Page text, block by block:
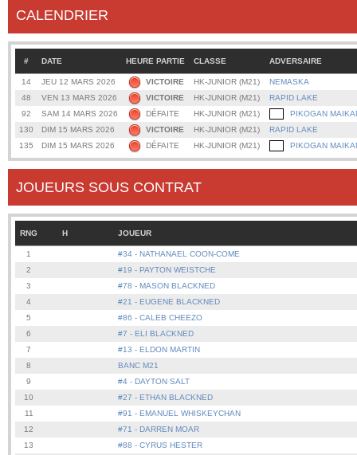
CALENDRIER
# DATE HEURE PARTIE CLASSE ADVERSAIRE
14 JEU 12 MARS 2026 VICTOIRE HK-JUNIOR (M21)
NEMASKA
48
VEN 13 MARS 2026 VICTOIRE HK-JUNIOR (M21)
RAPID LAKE
92
SAM 14 MARS 2026 DÉFAITE HK-JUNIOR (M21)
PIKOGAN
130
DIM 15 MARS 2026 VICTOIRE HK-JUNIOR (M21)
RAPID LAKE
135
DIM 15 MARS 2026 DÉFAITE HK-JUNIOR (M21) PIKOGAN
JOUEURS SOUS CONTRAT
RNG H JOUEUR
1
#34 - NATHANAEL COON-COME
2
#19 - PAYTON WEISTCHE
3
#78 - MASON BLACKNED
4
#21 - EUGENE BLACKNED
5
#86 - CALEB CHEEZO
6
#7 - ELI BLACKNED
7
#13 - ELDON MARTIN
8
BANC M21
9
#4 - DAYTON SALT
10
#27 - ETHAN BLACKNED
11
#91 - EMANUEL WHISKEYCHAN
12
#71 - DARREN MOAR
13
#88 - CYRUS HESTER